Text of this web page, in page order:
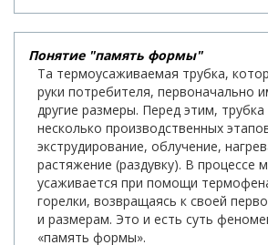
Понятие "память формы"
Та термоусаживаемая трубка,
руки потребителя, первоначально
другие размеры. Перед этим,
несколько производственных
экструдирование, облучение,
растяжение (раздувку). В процессе
усаживается при помощи
горелки, возвращаясь к своей
и размерам. Это и есть суть
«память формы».